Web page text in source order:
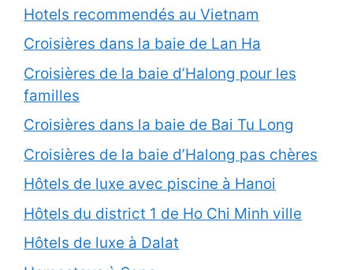
Hotels recommendés au Vietnam
Croisières dans la baie de Lan Ha
Croisières de la baie d’Halong pour les
familles
Croisières dans la baie de Bai Tu Long
Croisières de la baie d’Halong pas chères
Hôtels de luxe avec piscine à Hanoi
Hôtels du district 1 de Ho Chi Minh ville
Hôtels de luxe à Dalat